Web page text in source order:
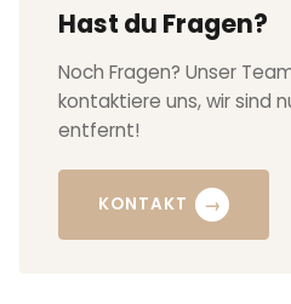
Hast du Fragen?
Noch Fragen? Unser
kontaktiere uns, wir sind
entfernt!
KONTAKT →